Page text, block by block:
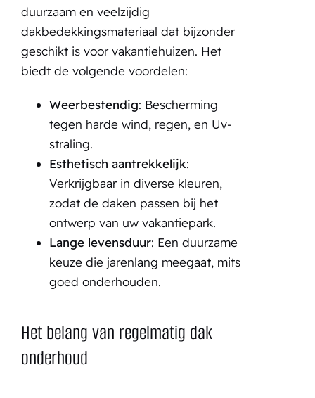
duurzaam en veelzijdig
dakbedekkingsmateriaal dat bijzonder
geschikt is voor vakantiehuizen. Het
biedt de volgende voordelen:
Weerbestendig: Bescherming
tegen harde wind, regen, en Uv-
straling.
Esthetisch aantrekkelijk:
Verkrijgbaar in diverse kleuren,
zodat de daken passen bij het
ontwerp van uw vakantiepark.
Lange levensduur: Een duurzame
keuze die jarenlang meegaat, mits
goed onderhouden.
Het belang van regelmatig dak
onderhoud